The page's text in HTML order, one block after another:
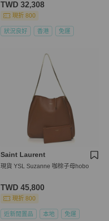
TWD 32,308
現折 800
狀況良好 香港 免運
Saint Laurent
現貨 YSL Suzanne 咖棕子母hobo
TWD 45,800
現折 800
近新閒置品 本地 免運